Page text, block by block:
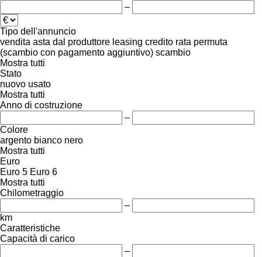
–
Tipo dell'annuncio
vendita asta dal produttore leasing credito rata permuta
(scambio con pagamento aggiuntivo) scambio
Mostra tutti
Stato
nuovo usato
Mostra tutti
Anno di costruzione
–
Colore
argento bianco nero
Mostra tutti
Euro
Euro 5 Euro 6
Mostra tutti
Chilometraggio
–
km
Caratteristiche
Capacità di carico
–